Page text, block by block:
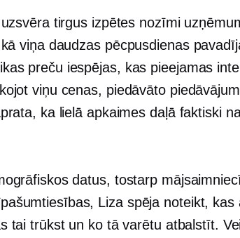
tirgus izpētes nozīmi
viņa daudzas pēcpusdienas
preču iespējas, kas pieejamas
viņu cenas, piedāvāto
ka lielā apkaimes daļā faktiski
datus, tostarp
Liza spēja noteikt, kas
tai trūkst un ko tā varētu atbalstīt.